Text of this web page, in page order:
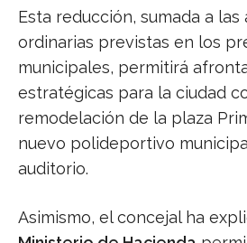
Esta reducción, sumada a
ordinarias previstas en los
municipales, permitirá
estratégicas para la ciudad
remodelación de la plaza
nuevo polideportivo
auditorio.
Asimismo, el concejal ha